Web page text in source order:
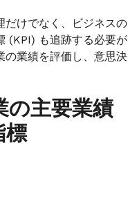
だけでなく、ビジネスの
(KPI) も追跡する必要が
の業績を評価し、意思決
の主要業績
標